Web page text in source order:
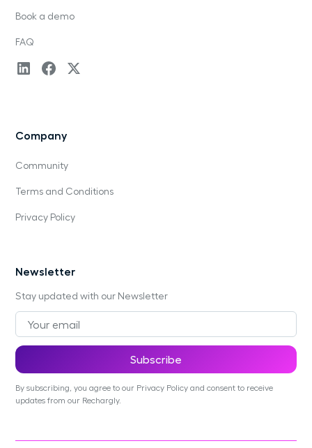
Book a demo
FAQ
Company
Community
Terms and Conditions
Privacy Policy
Newsletter
Stay updated with our Newsletter
By subscribing, you agree to our Privacy Policy and consent to receive
updates from our Rechargly.